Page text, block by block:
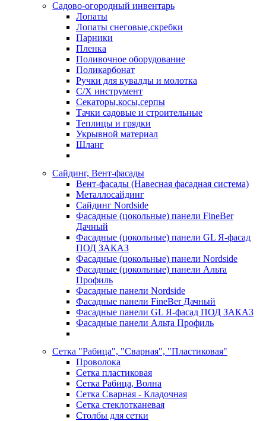
Садово-огородный инвентарь
Лопаты
Лопаты снеговые,скребки
Парники
Пленка
Поливочное оборудование
Поликарбонат
Ручки для кувалды и молотка
С/Х инструмент
Секаторы,косы,серпы
Тачки садовые и строительные
Теплицы и грядки
Укрывной материал
Шланг
Сайдинг, Вент-фасады
Вент-фасады (Навесная фасадная система)
Металлосайдинг
Сайдинг Nordside
Фасадные (цокольные) панели FineBer
Дачный
Фасадные (цокольные) панели GL Я-фасад
ПОД ЗАКАЗ
Фасадные (цокольные) панели Nordside
Фасадные (цокольные) панели Альта
Профиль
Фасадные панели Nordside
Фасадные панели FineBer Дачный
Фасадные панели GL Я-фасад ПОД ЗАКАЗ
Фасадные панели Альта Профиль
Сетка "Рабица", "Сварная", "Пластиковая"
Проволока
Сетка пластиковая
Сетка Рабица, Волна
Сетка Сварная - Кладочная
Сетка стеклотканевая
Столбы для сетки